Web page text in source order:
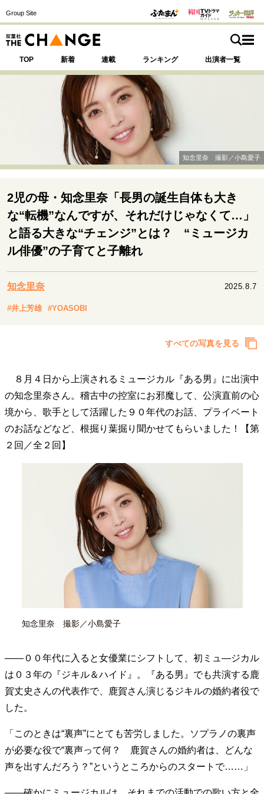
Group Site
TOP 新着 連載 ランキング 出演者一覧
注目の記事テーマで探す
運命を変えた出会い 決断の裏側
挫折からの再起
未知への挑戦
プロフェッショナルの矜持
表現者の葛藤
人生が動いた日 10代の挫折と原点
セカンドキャリアの描き方
大人の学び直し
リーダーの流儀 変革の原動力
次世代へのバトン
トップが描く未来
マインドセット
重圧との向き合い方 一流のルーティン
20代の現在地
忘れられない言葉
10代・20代の土台
ライフスタイル・生き方
40代からの景色 50代のリアル
パートナーとの歩み方
親になるということ
病が教えてくれたこと
移住という選択
熱狂できるもの
一生モノの愛用品
私を彩るエッセンス
60代のネクストステージ
社会・カルチャー・マネー
地域とつながる/お金との付き合い方
知念里奈 撮影／小島愛子
2児の母・知念里奈「長男の誕生自体も大き
な“転機”なんですが、それだけじゃなくて…」
と語る大きな“チェンジ”とは？ “ミュージカ
ル俳優”の子育てと子離れ
知念里奈 2025.8.7
#井上芳雄 #YOASOBI
すべての写真を見る
８月４日から上演されるミュージカル『ある男』に出演中
の知念里奈さん。稽古中の控室にお邪魔して、公演直前の心
境から、歌手として活躍した９０年代のお話、プライベート
のお話などなど、根掘り葉掘り聞かせてもらいました！【第
２回／全２回】
知念里奈 撮影／小島愛子
――００年代に入ると女優業にシフトして、初ミュ―ジカル
は０３年の『ジキル＆ハイド』。『ある男』でも共演する鹿
賀丈史さんの代表作で、鹿賀さん演じるジキルの婚約者役で
した。
「このときは“裏声”にとても苦労しました。ソプラノの裏声
が必要な役で“裏声って何？ 鹿賀さんの婚約者は、どんな
声を出すんだろう？”というところからのスタートで……」